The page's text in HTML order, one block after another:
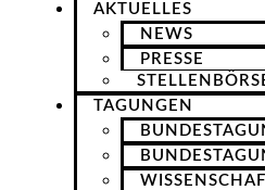
AKTUELLES
NEWS
PRESSE
TAGUNGEN